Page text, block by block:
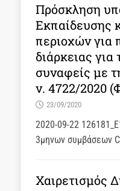
Πρόσκληση
Εκπαίδευσης
περιοχών για
διάρκειας
συναφείς με
ν. 4722/2020
23/09/2020
2020-09-22
3μηνων συμβάσεων
Χαιρετισμός